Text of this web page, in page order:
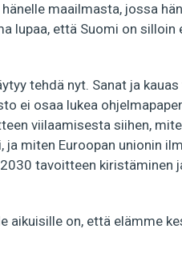
maailmasta, jossa
lupaa, että Suomi on
tehdä nyt. Sanat ja
ei osaa lukea
viilaamisesta siihen,
ja miten Euroopan unionin
tavoitteen kiristäminen
aikuisille on, että elämme